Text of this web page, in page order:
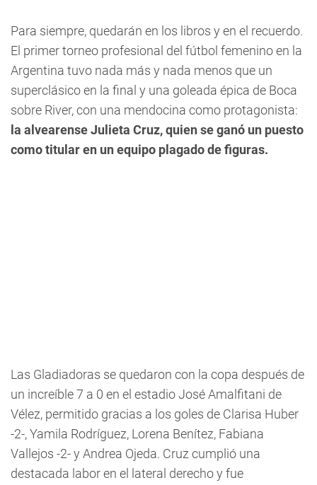
Para siempre, quedarán en los libros y en el recuerdo.
El primer torneo profesional del fútbol femenino en la
Argentina tuvo nada más y nada menos que un
superclásico en la final y una goleada épica de Boca
sobre River, con una mendocina como protagonista:
la alvearense Julieta Cruz, quien se ganó un puesto
como titular en un equipo plagado de figuras.
Las Gladiadoras se quedaron con la copa después de
un increíble 7 a 0 en el estadio José Amalfitani de
Vélez, permitido gracias a los goles de Clarisa Huber
-2-, Yamila Rodríguez, Lorena Benítez, Fabiana
Vallejos -2- y Andrea Ojeda. Cruz cumplió una
destacada labor en el lateral derecho y fue